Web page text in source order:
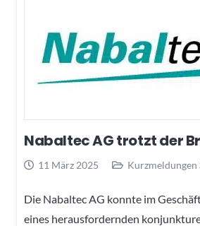
Nabaltec AG trotzt der
11 März 2025 Kurzmeldungen
Die Nabaltec AG konnte im
eines herausfordernden